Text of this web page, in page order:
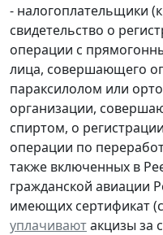
- налогоплательщики
свидетельство о
операции с
лица, совершающего
параксилолом или
организации,
спиртом, о
операции по
также включенных в
гражданской авиации
имеющих сертификат
уплачиваютакцизы за